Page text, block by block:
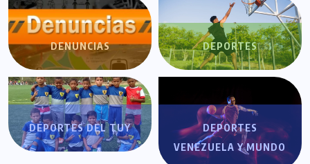
DENUNCIAS DEPORTES
DEPORTES DEL TUY
DEPORTES
VENEZUELA Y MUNDO